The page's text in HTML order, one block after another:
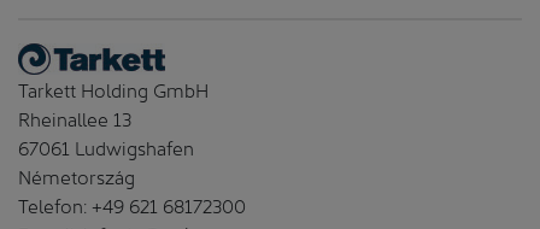
Tarkett Holding GmbH
Rheinallee 13
67061 Ludwigshafen
Németország
Telefon: +49 621 68172300